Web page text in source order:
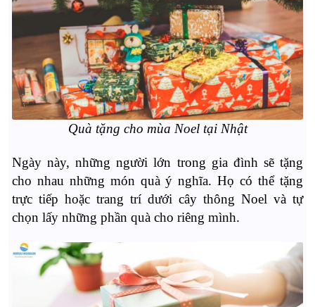
Quà tặng cho mùa Noel tại Nhật
Ngày này, những người lớn trong gia đình sẽ tặng
cho nhau những món quà ý nghĩa. Họ có thể tặng
trực tiếp hoặc trang trí dưới cây thông Noel và tự
chọn lấy những phần quà cho riêng mình.